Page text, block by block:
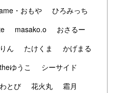
・おもや
ひろみっち
masako.o
おさるー
ん たけくま
かげまる
theゆうこ
シーサイド
とび 花火丸
霜月